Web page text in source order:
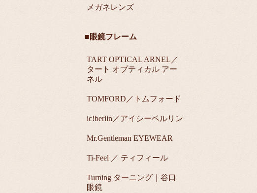
メガネレンズ
■眼鏡フレーム
TART OPTICAL ARNEL／
タート オプティカル アー
ネル
TOMFORD／トムフォード
ic!berlin／アイシーベルリン
Mr.Gentleman EYEWEAR
Ti-Feel ／ ティフィール
Turning ターニング｜谷口
眼鏡